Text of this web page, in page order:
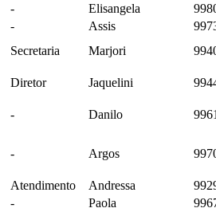
- Elisangela
- Assis
Secretaria Marjori
Diretor Jaquelini
- Danilo
- Argos
Atendimento Andressa
- Paola